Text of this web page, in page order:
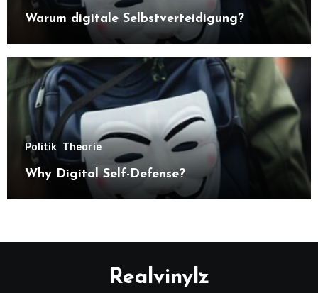
Warum digitale Selbstverteidigung?
Politik Theorie
Why Digital Self-Defense?
Realvinylz